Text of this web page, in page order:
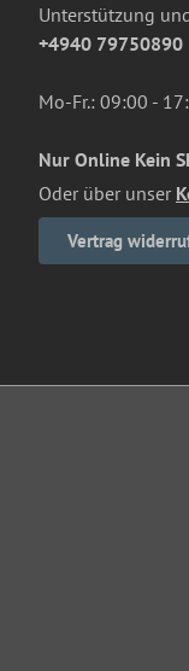
Unterstützung
+4940 79750890
Mo-Fr.: 09:00 -
Nur Online Kein
Oder über unser
Vertrag